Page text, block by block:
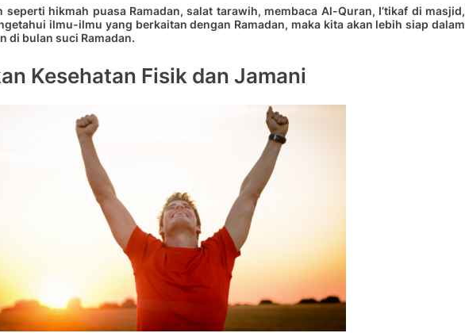
hikmah puasa Ramadan, salat tarawih, membaca Al-Quran, I’tikaf di masjid,
ilmu-ilmu yang berkaitan dengan Ramadan, maka kita akan lebih siap dalam
di bulan suci Ramadan.
Kesehatan Fisik dan Jamani